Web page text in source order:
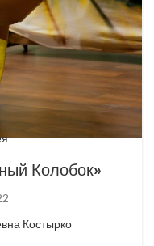
Колобок»
Костырко